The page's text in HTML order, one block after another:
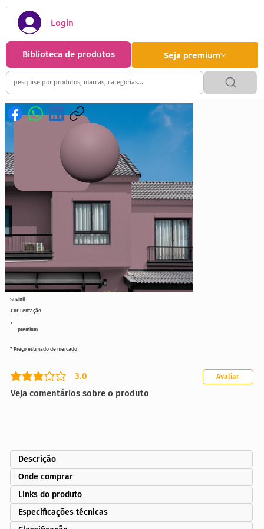
Seja premium
Biblioteca de produtos
Login
premium
Cor Tentação
3.0
classificação média é 3 de 5
Veja comentários sobre o produto
Avaliar
* Preço estimado de mercado
Suvinil
Descrição
Onde comprar
Links do produto
Especificações técnicas